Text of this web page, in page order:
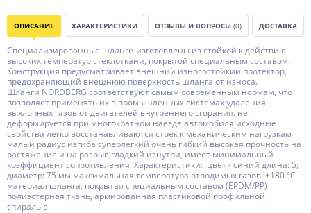
ОПИСАНИЕ ХАРАКТЕРИСТИКИ ОТЗЫВЫ И ВОПРОСЫ (0) ДОСТАВКА
Специализированные шланги изготовлены из стойкой к действию
высоких температур стеклоткани, покрытой специальным составом.
Конструкция предусматривает внешний износостойкий протектор,
предохраняющий внешнюю поверхность шланга от износа.
Шланги NORDBERG соответствуют самым современным нормам, что
позволяет применять их в промышленных системах удаления
выхлопных газов от двигателей внутреннего сгорания. не
деформируется при многократном наезде автомобиля исходные
свойства легко восстанавливаются стоек к механическим нагрузкам
малый радиус изгиба суперлёгкий очень гибкий высокая прочность на
растяжение и на разрыв гладкий изнутри, имеет минимальный
коэффициент сопротивления Характеристики: цвет - синий длина: 5;
диаметр: 75 мм максимальная температура отводимых газов: +180 °С
материал шланга: покрытая специальным составом (EPDM/PP)
полиэстерная ткань, армированная пластиковой профильной
спиралью